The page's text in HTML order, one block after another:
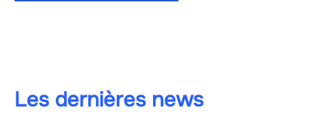
Les dernières news